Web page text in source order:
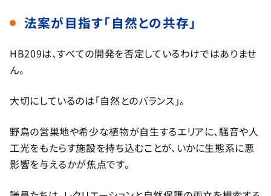
法案が目指す「自然との共存」
HB209は、すべての開発を否定しているわけではありませ
ん。
大切にしているのは「自然とのバランス」。
野鳥の営巣地や希少な植物が自生するエリアに、騒音や人
工光をもたらす施設を持ち込むことが、いかに生態系に悪
影響を与えるかが焦点です。